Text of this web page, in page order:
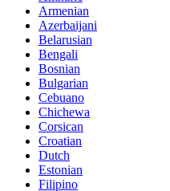
Armenian
Azerbaijani
Belarusian
Bengali
Bosnian
Bulgarian
Cebuano
Chichewa
Corsican
Croatian
Dutch
Estonian
Filipino